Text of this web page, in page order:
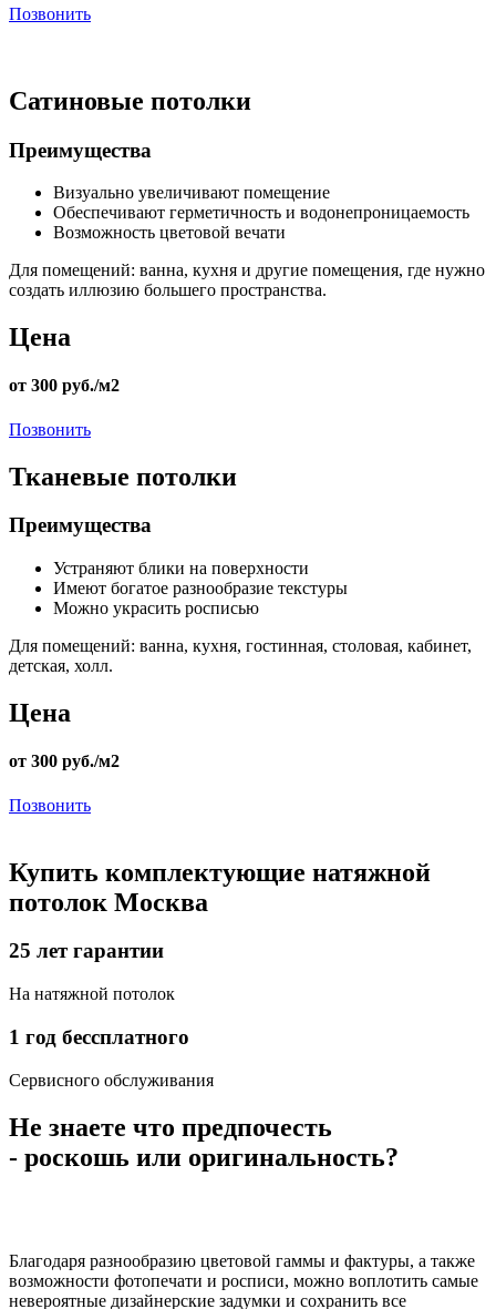
Позвонить
Сатиновые потолки
Преимущества
Визуально увеличивают помещение
Обеспечивают герметичность и водонепроницаемость
Возможность цветовой вечати
Для помещений: ванна, кухня и другие помещения, где нужно
создать иллюзию большего пространства.
Цена
от 300 руб./м2
Позвонить
Тканевые потолки
Преимущества
Устраняют блики на поверхности
Имеют богатое разнообразие текстуры
Можно украсить росписью
Для помещений: ванна, кухня, гостинная, столовая, кабинет,
детская, холл.
Цена
от 300 руб./м2
Позвонить
Купить комплектующие натяжной
потолок Москва
25 лет гарантии
На натяжной потолок
1 год бессплатного
Сервисного обслуживания
Не знаете что предпочесть
- роскошь или оригинальность?
Благодаря разнообразию цветовой гаммы и фактуры, а также
возможности фотопечати и росписи, можно воплотить самые
невероятные дизайнерские задумки и сохранить все